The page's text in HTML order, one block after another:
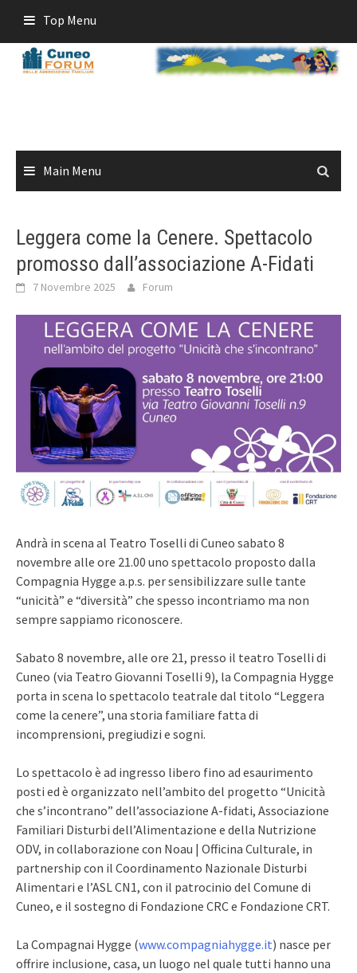
content
Top Menu
Main Menu
Leggera come la Cenere. Spettacolo
promosso dall’associazione A-Fidati
7 Novembre 2025 Forum
Andrà in scena al Teatro Toselli di Cuneo sabato 8
novembre alle ore 21.00 uno spettacolo proposto dalla
Compagnia Hygge a.p.s. per sensibilizzare sulle tante
“unicità” e “diversità” che spesso incontriamo ma non
sempre sappiamo riconoscere.
Sabato 8 novembre, alle ore 21, presso il teatro Toselli di
Cuneo (via Teatro Giovanni Toselli 9), la Compagnia Hygge
porta in scena lo spettacolo teatrale dal titolo “Leggera
come la cenere”, una storia familiare fatta di
incomprensioni, pregiudizi e sogni.
Lo spettacolo è ad ingresso libero fino ad esaurimento
posti ed è organizzato nell’ambito del progetto “Unicità
che s’incontrano” dell’associazione A-fidati, Associazione
Familiari Disturbi dell’Alimentazione e della Nutrizione
ODV, in collaborazione con Noau | Officina Culturale, in
partnership con il Coordinamento Nazionale Disturbi
Alimentari e l’ASL CN1, con il patrocinio del Comune di
Cuneo, e il sostegno di Fondazione CRC e Fondazione CRT.
La Compagnai Hygge (www.compagniahygge.it) nasce per
offrire inclusione, casa, un luogo nel quale tutti hanno una